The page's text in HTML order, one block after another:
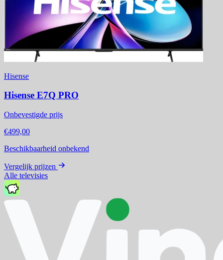
Hisense
Hisense E7Q PRO
Onbevestigde prijs
€499,00
Beschikbaarheid onbekend
Vergelijk prijzen
Alle televisies